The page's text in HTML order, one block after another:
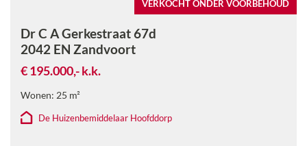
Dr C A Gerkestraat 67d
2042 EN Zandvoort
€ 195.000,-k.k.
Wonen: 25 m²
De Huizenbemiddelaar Hoofddorp
VERKOCHT ONDER VOORBEHOUD